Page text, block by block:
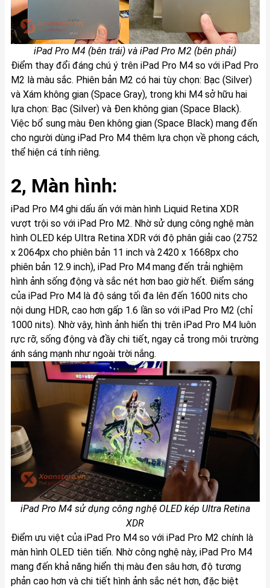
iPad Pro M4 (bên trái) và iPad Pro M2 (bên phải)
Điểm thay đổi đáng chú ý trên iPad Pro M4 so với iPad Pro
M2 là màu sắc. Phiên bản M2 có hai tùy chọn: Bạc (Silver)
và Xám không gian (Space Gray), trong khi M4 sở hữu hai
lựa chọn: Bạc (Silver) và Đen không gian (Space Black).
Việc bổ sung màu Đen không gian (Space Black) mang đến
cho người dùng iPad Pro M4 thêm lựa chọn về phong cách,
thể hiện cá tính riêng.
2, Màn hình:
iPad Pro M4 ghi dấu ấn với màn hình Liquid Retina XDR
vượt trội so với iPad Pro M2. Nhờ sử dụng công nghệ màn
hình OLED kép Ultra Retina XDR với độ phân giải cao (2752
x 2064px cho phiên bản 11 inch và 2420 x 1668px cho
phiên bản 12.9 inch), iPad Pro M4 mang đến trải nghiệm
hình ảnh sống động và sắc nét hơn bao giờ hết. Điểm sáng
của iPad Pro M4 là độ sáng tối đa lên đến 1600 nits cho
nội dung HDR, cao hơn gấp 1.6 lần so với iPad Pro M2 (chỉ
1000 nits). Nhờ vậy, hình ảnh hiển thị trên iPad Pro M4 luôn
rực rỡ, sống động và đầy chi tiết, ngay cả trong môi trường
ánh sáng mạnh như ngoài trời nắng.
iPad Pro M4 sử dụng công nghệ OLED kép Ultra Retina
XDR
Điểm ưu việt của iPad Pro M4 so với iPad Pro M2 chính là
màn hình OLED tiên tiến. Nhờ công nghệ này, iPad Pro M4
mang đến khả năng hiển thị màu đen sâu hơn, độ tương
phản cao hơn và chi tiết hình ảnh sắc nét hơn, đặc biệt